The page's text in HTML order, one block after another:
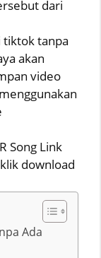
dari
tanpa
akan
video
Song Link
download
Ada